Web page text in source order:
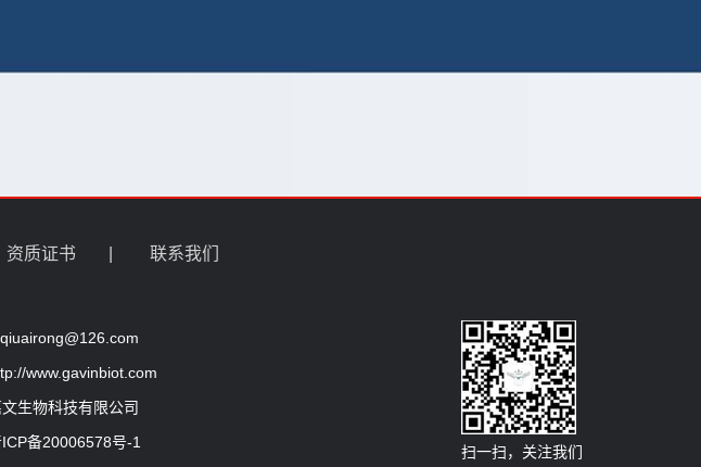
资质证书 联系我们
www.gavinbiot.com
生物科技有限公司
备20006578号-1
扫一扫，关注我们